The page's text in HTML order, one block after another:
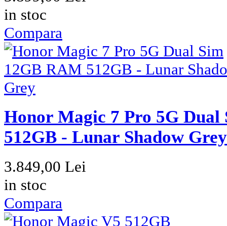
3.899,00 Lei
in stoc
Compara
Honor Magic 7 Pro 5G Dual
512GB - Lunar Shadow Grey
3.849,00 Lei
in stoc
Compara